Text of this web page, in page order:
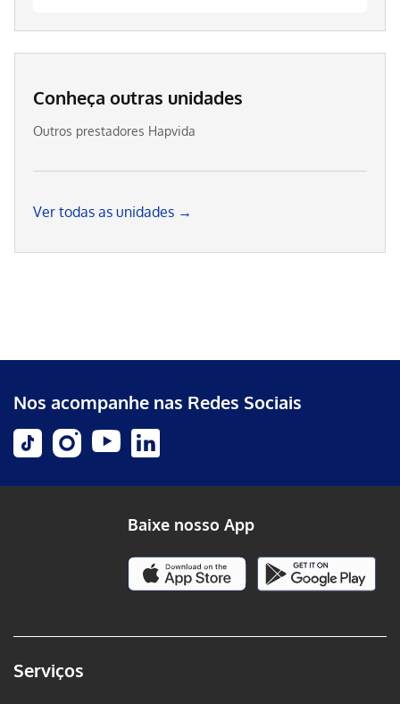
Conheça outras unidades
Outros prestadores Hapvida
Ver todas as unidades →
Nos acompanhe nas Redes Sociais
Serviços
Baixe nosso App